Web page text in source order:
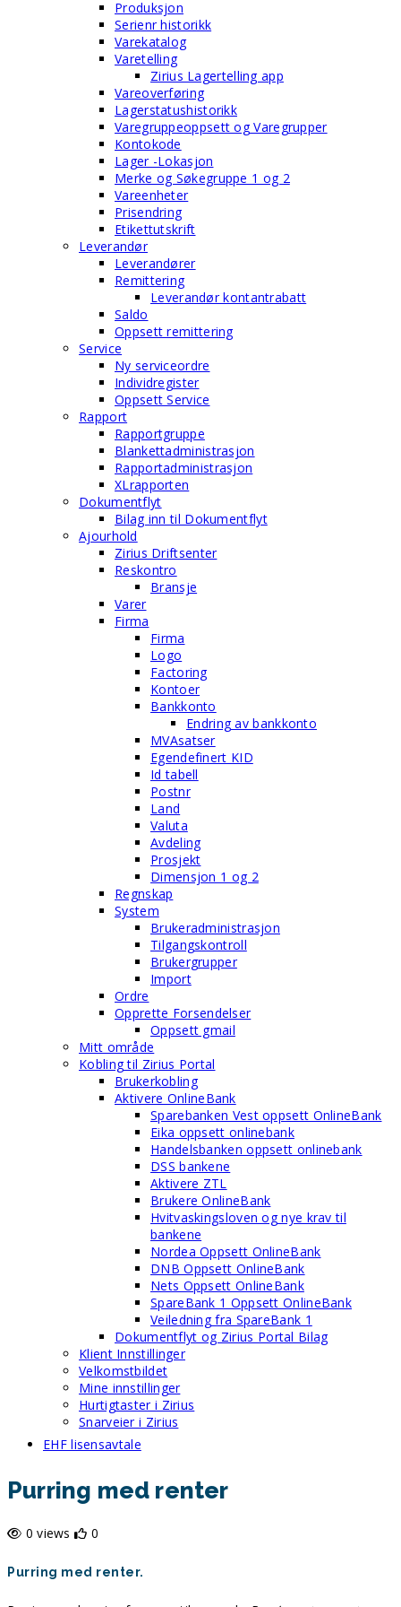
Produksjon
Serienr historikk
Varekatalog
Varetelling
Zirius Lagertelling app
Vareoverføring
Lagerstatushistorikk
Varegruppeoppsett og Varegrupper
Kontokode
Lager -Lokasjon
Merke og Søkegruppe 1 og 2
Vareenheter
Prisendring
Etikettutskrift
Leverandør
Leverandører
Remittering
Leverandør kontantrabatt
Saldo
Oppsett remittering
Service
Ny serviceordre
Individregister
Oppsett Service
Rapport
Rapportgruppe
Blankettadministrasjon
Rapportadministrasjon
XLrapporten
Dokumentflyt
Bilag inn til Dokumentflyt
Ajourhold
Zirius Driftsenter
Reskontro
Bransje
Varer
Firma
Firma
Logo
Factoring
Kontoer
Bankkonto
Endring av bankkonto
MVAsatser
Egendefinert KID
Id tabell
Postnr
Land
Valuta
Avdeling
Prosjekt
Dimensjon 1 og 2
Regnskap
System
Brukeradministrasjon
Tilgangskontroll
Brukergrupper
Import
Ordre
Opprette Forsendelser
Oppsett gmail
Mitt område
Kobling til Zirius Portal
Brukerkobling
Aktivere OnlineBank
Sparebanken Vest oppsett OnlineBank
Eika oppsett onlinebank
Handelsbanken oppsett onlinebank
DSS bankene
Aktivere ZTL
Brukere OnlineBank
Hvitvaskingsloven og nye krav til
bankene
Nordea Oppsett OnlineBank
DNB Oppsett OnlineBank
Nets Oppsett OnlineBank
SpareBank 1 Oppsett OnlineBank
Veiledning fra SpareBank 1
Dokumentflyt og Zirius Portal Bilag
Klient Innstillinger
Velkomstbildet
Mine innstillinger
Hurtigtaster i Zirius
Snarveier i Zirius
EHF lisensavtale
Purring med renter
0 views 0
Purring med renter.